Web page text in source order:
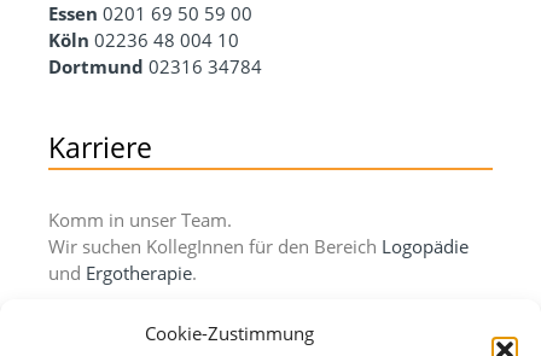
Cookie-Zustimmung
Essen 0201 69 50 59 00
Köln 02236 48 004 10
Dortmund 02316 34784
Karriere
Komm in unser Team.
Wir suchen KollegInnen für den Bereich Logopädie
und Ergotherapie.
Hier bewerben!